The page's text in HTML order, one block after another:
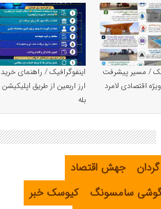
/ مسیر پیشرفت
اقتصادی لامرد
اینفوگرافیک / راهنمای خرید
ارز اربعین از طریق اپلیکیشن
بله
جهش اقتصاد
سامسونگ
کیوسک خبر